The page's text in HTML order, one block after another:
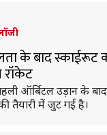
के बाद स्काईरूट
रॉकेट
ऑर्बिटल उड़ान के
तैयारी में जुट गई है।